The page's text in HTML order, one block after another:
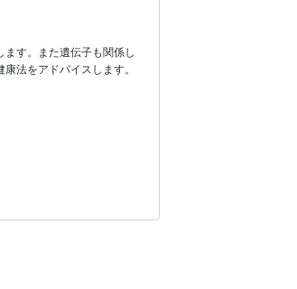
す。また遺伝子も関係し
法をアドバイスします。